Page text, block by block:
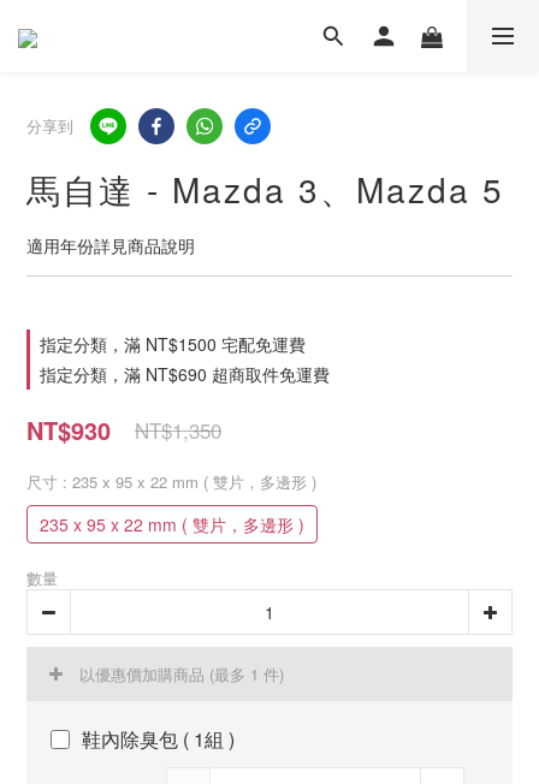
分享到
馬自達 - Mazda 3、Mazda 5
適用年份詳見商品說明
指定分類，滿 NT$1500 宅配免運費
指定分類，滿 NT$690 超商取件免運費
NT$930 NT$1,350
尺寸 : 235 x 95 x 22 mm ( 雙片，多邊形 )
235 x 95 x 22 mm ( 雙片，多邊形 )
數量
以優惠價加購商品 (最多 1 件)
鞋內除臭包 ( 1組 )